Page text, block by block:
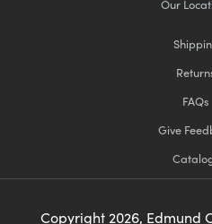
Our
FAQs
Give
Copyright 2026, Edmund